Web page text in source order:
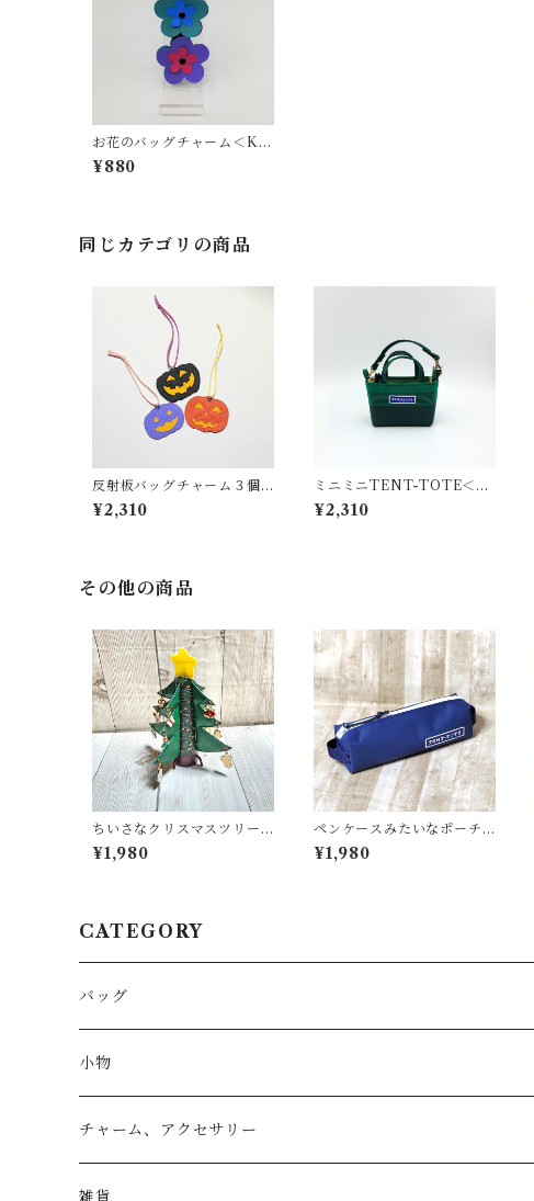
お花のバッグチャーム＜K-
0216＞
¥880
同じカテゴリの商品
反射板バッグチャーム３個
セット（ハロウィン）
¥2,310
ミニミニTENT-TOTE＜バ
ッグチャーム＞K-0515
¥2,310
その他の商品
ちいさなクリスマスツリー
＜K-0692＞
¥1,980
ペンケースみたいなポーチ
＜K-0663＞
¥1,980
CATEGORY
バッグ
トートバッグ
リュック
ショルダー
小物
小物入れ
チャーム、アクセサリー
バッグチャーム
雑貨